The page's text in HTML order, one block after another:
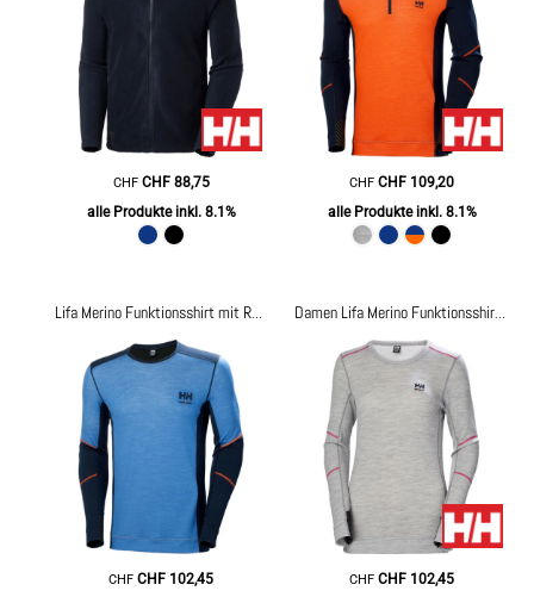
CHF CHF88,75
alle Produkte inkl. 8.1%
CHFCHF 109,20
alle Produkte inkl. 8.1%
Lifa Merino Funktionsshirt mit Rundhalsausschnitt 75106
CHFCHF 102,45
Damen Lifa Merino Funktionsshirt mit Rundhalsausschnitt
CHFCHF 102,45